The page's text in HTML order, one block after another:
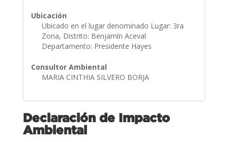
Ubicación
Ubicado en el lugar denominado Lugar: 3ra
Zona, Distrito: Benjamín Aceval
Departamento: Presidente Hayes
Consultor Ambiental
MARIA CINTHIA SILVERO BORJA
Declaración de Impacto
Ambiental